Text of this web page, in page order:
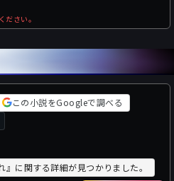
さい。
この小説をGoogleで調べる
に関する詳細が見つかりました。